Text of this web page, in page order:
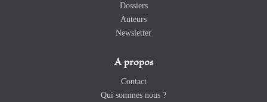
Dossiers
Auteurs
Newsletter
A propos
Contact
Qui sommes nous ?